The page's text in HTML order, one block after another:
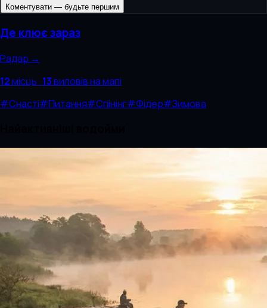
Коментувати — будьте першим
Де клює зараз
Радар →
12місць · 13виловівна мапі
#Снасті#Питання#Спінінг#Фідер#Зимова